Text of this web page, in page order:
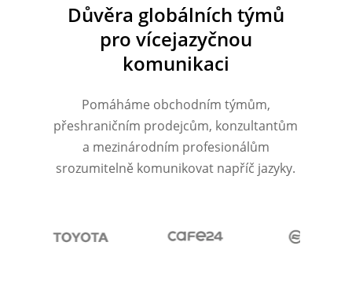
Důvěra globálních týmů
pro vícejazyčnou
komunikaci
Pomáháme obchodním týmům,
přeshraničním prodejcům, konzultantům
a mezinárodním profesionálům
srozumitelně komunikovat napříč jazyky.